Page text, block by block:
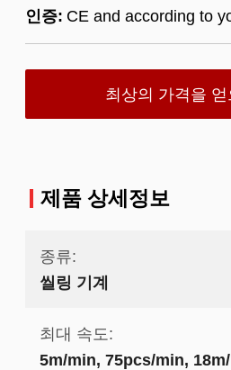
인증: CE and according to
최상의 가격을 얻
제품 상세정보
종류:
씰링 기계
최대 속도:
5m/min, 75pcs/min,